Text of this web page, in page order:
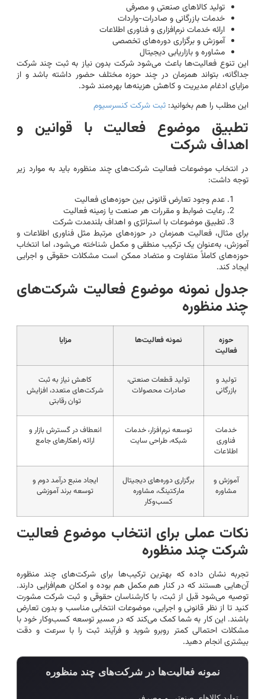
تولید کالاهای صنعتی و مصرفی
خدمات بازرگانی و صادرات-واردات
ارائه خدمات نرم‌افزاری و فناوری اطلاعات
آموزش و برگزاری دوره‌های تخصصی
مشاوره و بازاریابی دیجیتال
این تنوع فعالیت‌ها باعث می‌شود شرکت بدون نیاز به ثبت چند شرکت
جداگانه، بتواند همزمان در چند حوزه مختلف حضور داشته باشد و از
مزایای ادغام مدیریت و کاهش هزینه‌ها بهره‌مند شود.
این مطلب را هم بخوانید: ثبت شرکت کنسرسیوم
تطبیق موضوع فعالیت با قوانین و
اهداف شرکت
در انتخاب موضوعات فعالیت شرکت‌های چند منظوره باید به موارد زیر
توجه داشت:
عدم وجود تعارض قانونی بین حوزه‌های فعالیت
رعایت ضوابط و مقررات هر صنعت یا زمینه فعالیت
تطبیق موضوعات با استراتژی و اهداف بلندمدت شرکت
برای مثال، فعالیت همزمان در حوزه‌های مرتبط مثل فناوری اطلاعات و
آموزش، به‌عنوان یک ترکیب منطقی و مکمل شناخته می‌شود، اما انتخاب
حوزه‌های کاملاً متفاوت و متضاد ممکن است مشکلات حقوقی و اجرایی
ایجاد کند.
جدول نمونه موضوع فعالیت شرکت‌های
چند منظوره
حوزه
فعالیت
نمونه فعالیت‌ها مزایا
تولید و
بازرگانی
تولید قطعات صنعتی،
صادرات محصولات
کاهش نیاز به ثبت
شرکت‌های متعدد، افزایش
توان رقابتی
خدمات
فناوری
اطلاعات
توسعه نرم‌افزار، خدمات
شبکه، طراحی سایت
انعطاف در گسترش بازار و
ارائه راهکارهای جامع
آموزش و
مشاوره
برگزاری دوره‌های دیجیتال
مارکتینگ، مشاوره
کسب‌وکار
ایجاد منبع درآمد دوم و
توسعه برند آموزشی
نکات عملی برای انتخاب موضوع فعالیت
شرکت چند منظوره
تجربه نشان داده که بهترین ترکیب‌ها برای شرکت‌های چند منظوره
آن‌هایی هستند که در کنار هم مکمل هم بوده و امکان هم‌افزایی دارند.
توصیه می‌شود قبل از ثبت، با کارشناسان حقوقی و ثبت شرکت مشورت
کنید تا از نظر قانونی و اجرایی، موضوعات انتخابی مناسب و بدون تعارض
باشند. این کار به شما کمک می‌کند که در مسیر توسعه کسب‌وکار خود با
مشکلات احتمالی کمتر روبرو شوید و فرآیند ثبت را با سرعت و دقت
بیشتری انجام دهید.
نمونه فعالیت‌ها در شرکت‌های چند منظوره